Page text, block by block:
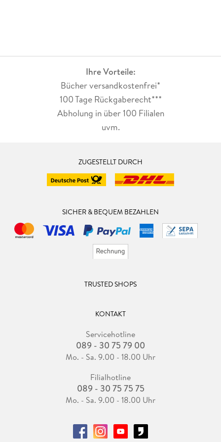
Ihre Vorteile:
Bücher versandkostenfrei*
100 Tage Rückgaberecht***
Abholung in über 100 Filialen
uvm.
ZUGESTELLT DURCH
SICHER & BEQUEM BEZAHLEN
TRUSTED SHOPS
KONTAKT
Servicehotline
089 - 30 75 79 00
Mo. - Sa. 9.00 - 18.00 Uhr
Filialhotline
089 - 30 75 75 75
Mo. - Sa. 9.00 - 18.00 Uhr